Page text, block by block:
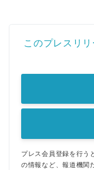
このプレスリ
プレス会員登録を行う
の情報など、報道機関